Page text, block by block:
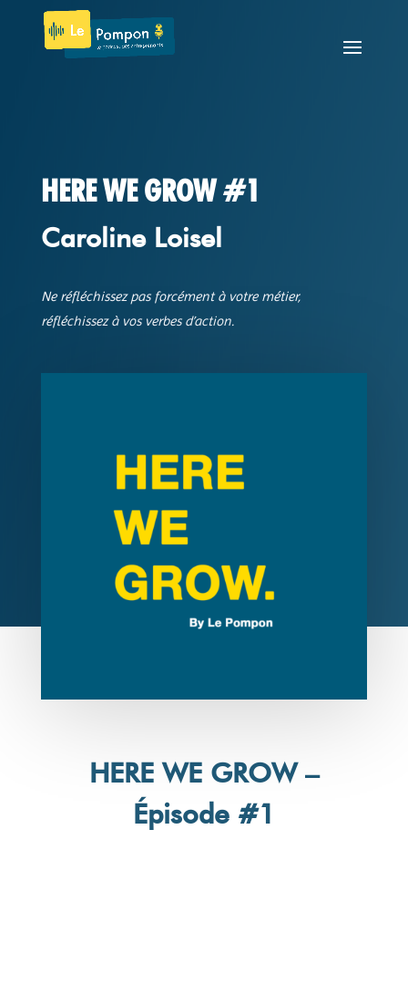
HERE WE GROW #1
Caroline Loisel
Ne réfléchissez pas forcément à votre métier,
réfléchissez à vos verbes d’action.
HERE WE GROW –
Épisode #1